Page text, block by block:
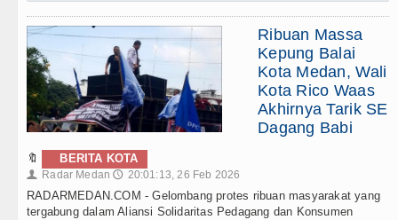
Ribuan Massa
Kepung Balai
Kota Medan, Wali
Kota Rico Waas
Akhirnya Tarik SE
Dagang Babi
🔖 BERITA KOTA
👤 Radar Medan 🕔 20:01:13, 26 Feb 2026
RADARMEDAN.COM - Gelombang protes ribuan masyarakat yang
tergabung dalam Aliansi Solidaritas Pedagang dan Konsumen